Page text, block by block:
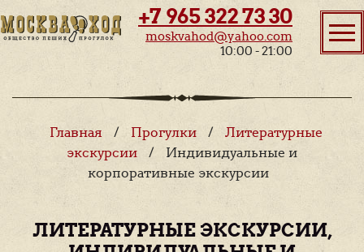
+7 965 322 73 30
moskvahod@yahoo.com
10:00 - 21:00
Главная / Прогулки /
Литературные
экскурсии
/
Индивидуальные и
корпоративные экскурсии
ЛИТЕРАТУРНЫЕ ЭКСКУРСИИ,